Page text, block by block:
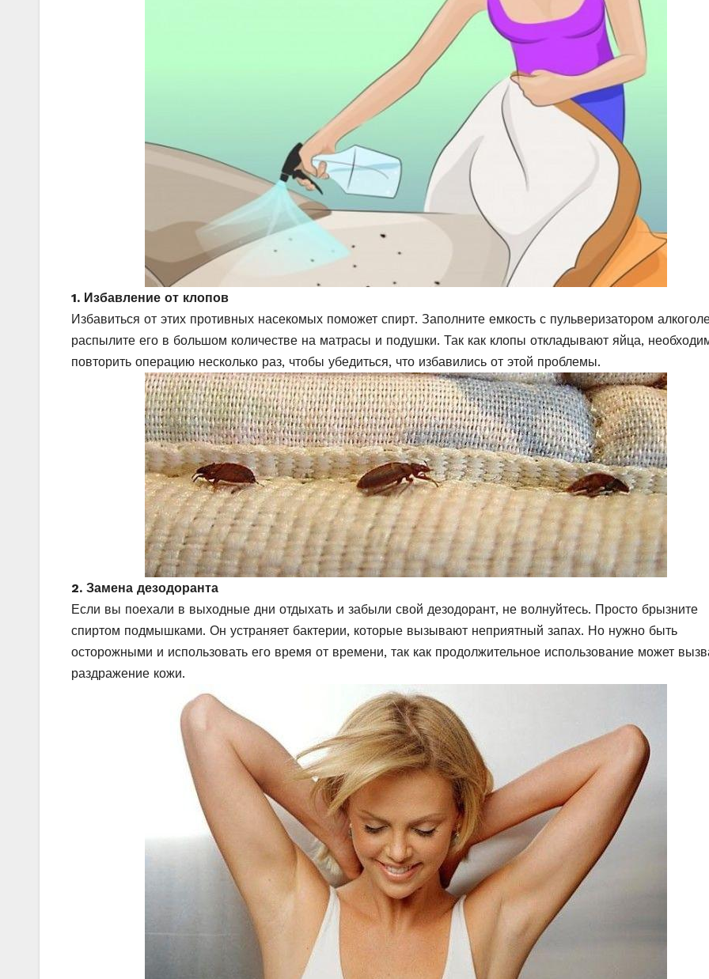
1. Избавление от клопов
Избавиться от этих противных насекомых поможет спирт. Заполните емкость с пульверизатором
распылите его в большом количестве на матрасы и подушки. Так как клопы откладывают яйца,
повторить операцию несколько раз, чтобы убедиться, что избавились от этой проблемы.
2. Замена дезодоранта
Если вы поехали в выходные дни отдыхать и забыли свой дезодорант, не волнуйтесь. Просто брызните
спиртом подмышками. Он устраняет бактерии, которые вызывают неприятный запах. Но нужно быть
осторожными и использовать его время от времени, так как продолжительное использование может
раздражение кожи.